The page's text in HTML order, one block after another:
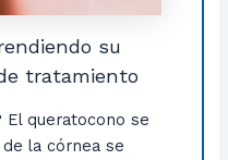
su
tratamiento
El queratocono se
la córnea se